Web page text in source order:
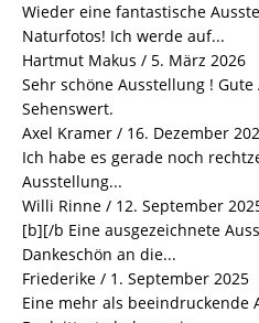
Wieder eine fantastische
Naturfotos! Ich werde auf...
Hartmut Makus / 5. März 2026
Sehr schöne Ausstellung !
Sehenswert.
Axel Kramer / 16. Dezember
Ich habe es gerade noch
Ausstellung...
Willi Rinne / 12. September
[b][/b Eine ausgezeichnete
Dankeschön an die...
Friederike / 1. September 2025
Eine mehr als beeindruckende